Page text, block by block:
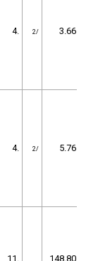
4. 2/ 3.66
4. 2/ 5.76
11. 148.80